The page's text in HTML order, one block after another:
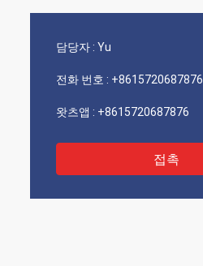
담당자 : Yu
전화 번호 : +8615720687876
왓츠앱 : +8615720687876
접촉